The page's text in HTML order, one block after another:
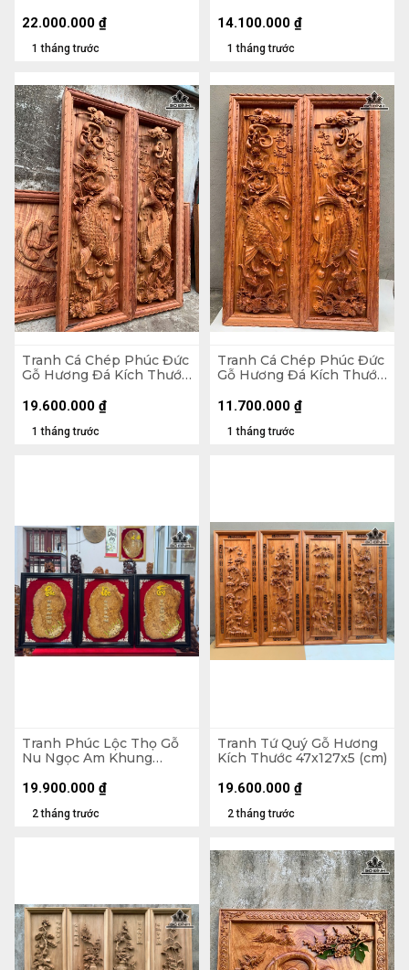
Không Đế 32
1 tháng trước
22.000.000 ₫
1 tháng trước
14.100.000 ₫
Tranh Cá Chép Phúc Đức
Gỗ Hương Đá Kích Thước
1 tháng trước
19.600.000 ₫
Tranh Cá Chép Phúc Đức
Gỗ Hương Đá Kích Thước
1 tháng trước
11.700.000 ₫
Tranh Phúc Lộc Thọ Gỗ
Nu Ngọc Am Khung
2 tháng trước
19.900.000 ₫
Tranh Tứ Quý Gỗ Hương
Kích Thước 47x127x5 (cm)
2 tháng trước
19.600.000 ₫